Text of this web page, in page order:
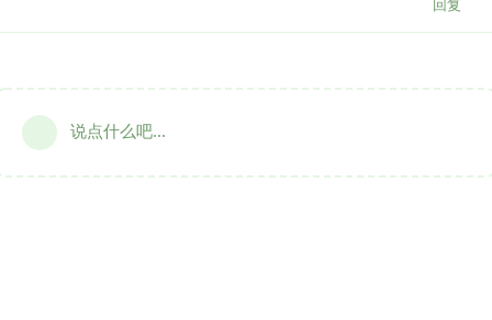
回复
说点什么吧...